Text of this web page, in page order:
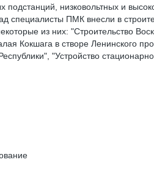
низковольтных и
ПМК внесли в
из них: "Строительство
Кокшага в створе Ленинского
"Устройство